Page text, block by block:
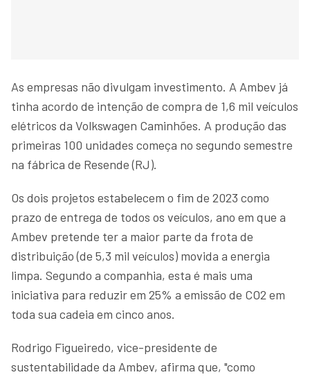
As empresas não divulgam investimento. A Ambev já
tinha acordo de intenção de compra de 1,6 mil veículos
elétricos da Volkswagen Caminhões. A produção das
primeiras 100 unidades começa no segundo semestre
na fábrica de Resende (RJ).
Os dois projetos estabelecem o fim de 2023 como
prazo de entrega de todos os veículos, ano em que a
Ambev pretende ter a maior parte da frota de
distribuição (de 5,3 mil veículos) movida a energia
limpa. Segundo a companhia, esta é mais uma
iniciativa para reduzir em 25% a emissão de CO2 em
toda sua cadeia em cinco anos.
Rodrigo Figueiredo, vice-presidente de
sustentabilidade da Ambev, afirma que, "como